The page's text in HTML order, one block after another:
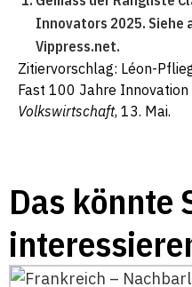
Innovators 2025. Siehe
Vippress.net.
Zitiervorschlag: Léon-
Fast 100 Jahre Innovation
Volkswirtschaft, 13. Mai.
Das könnte